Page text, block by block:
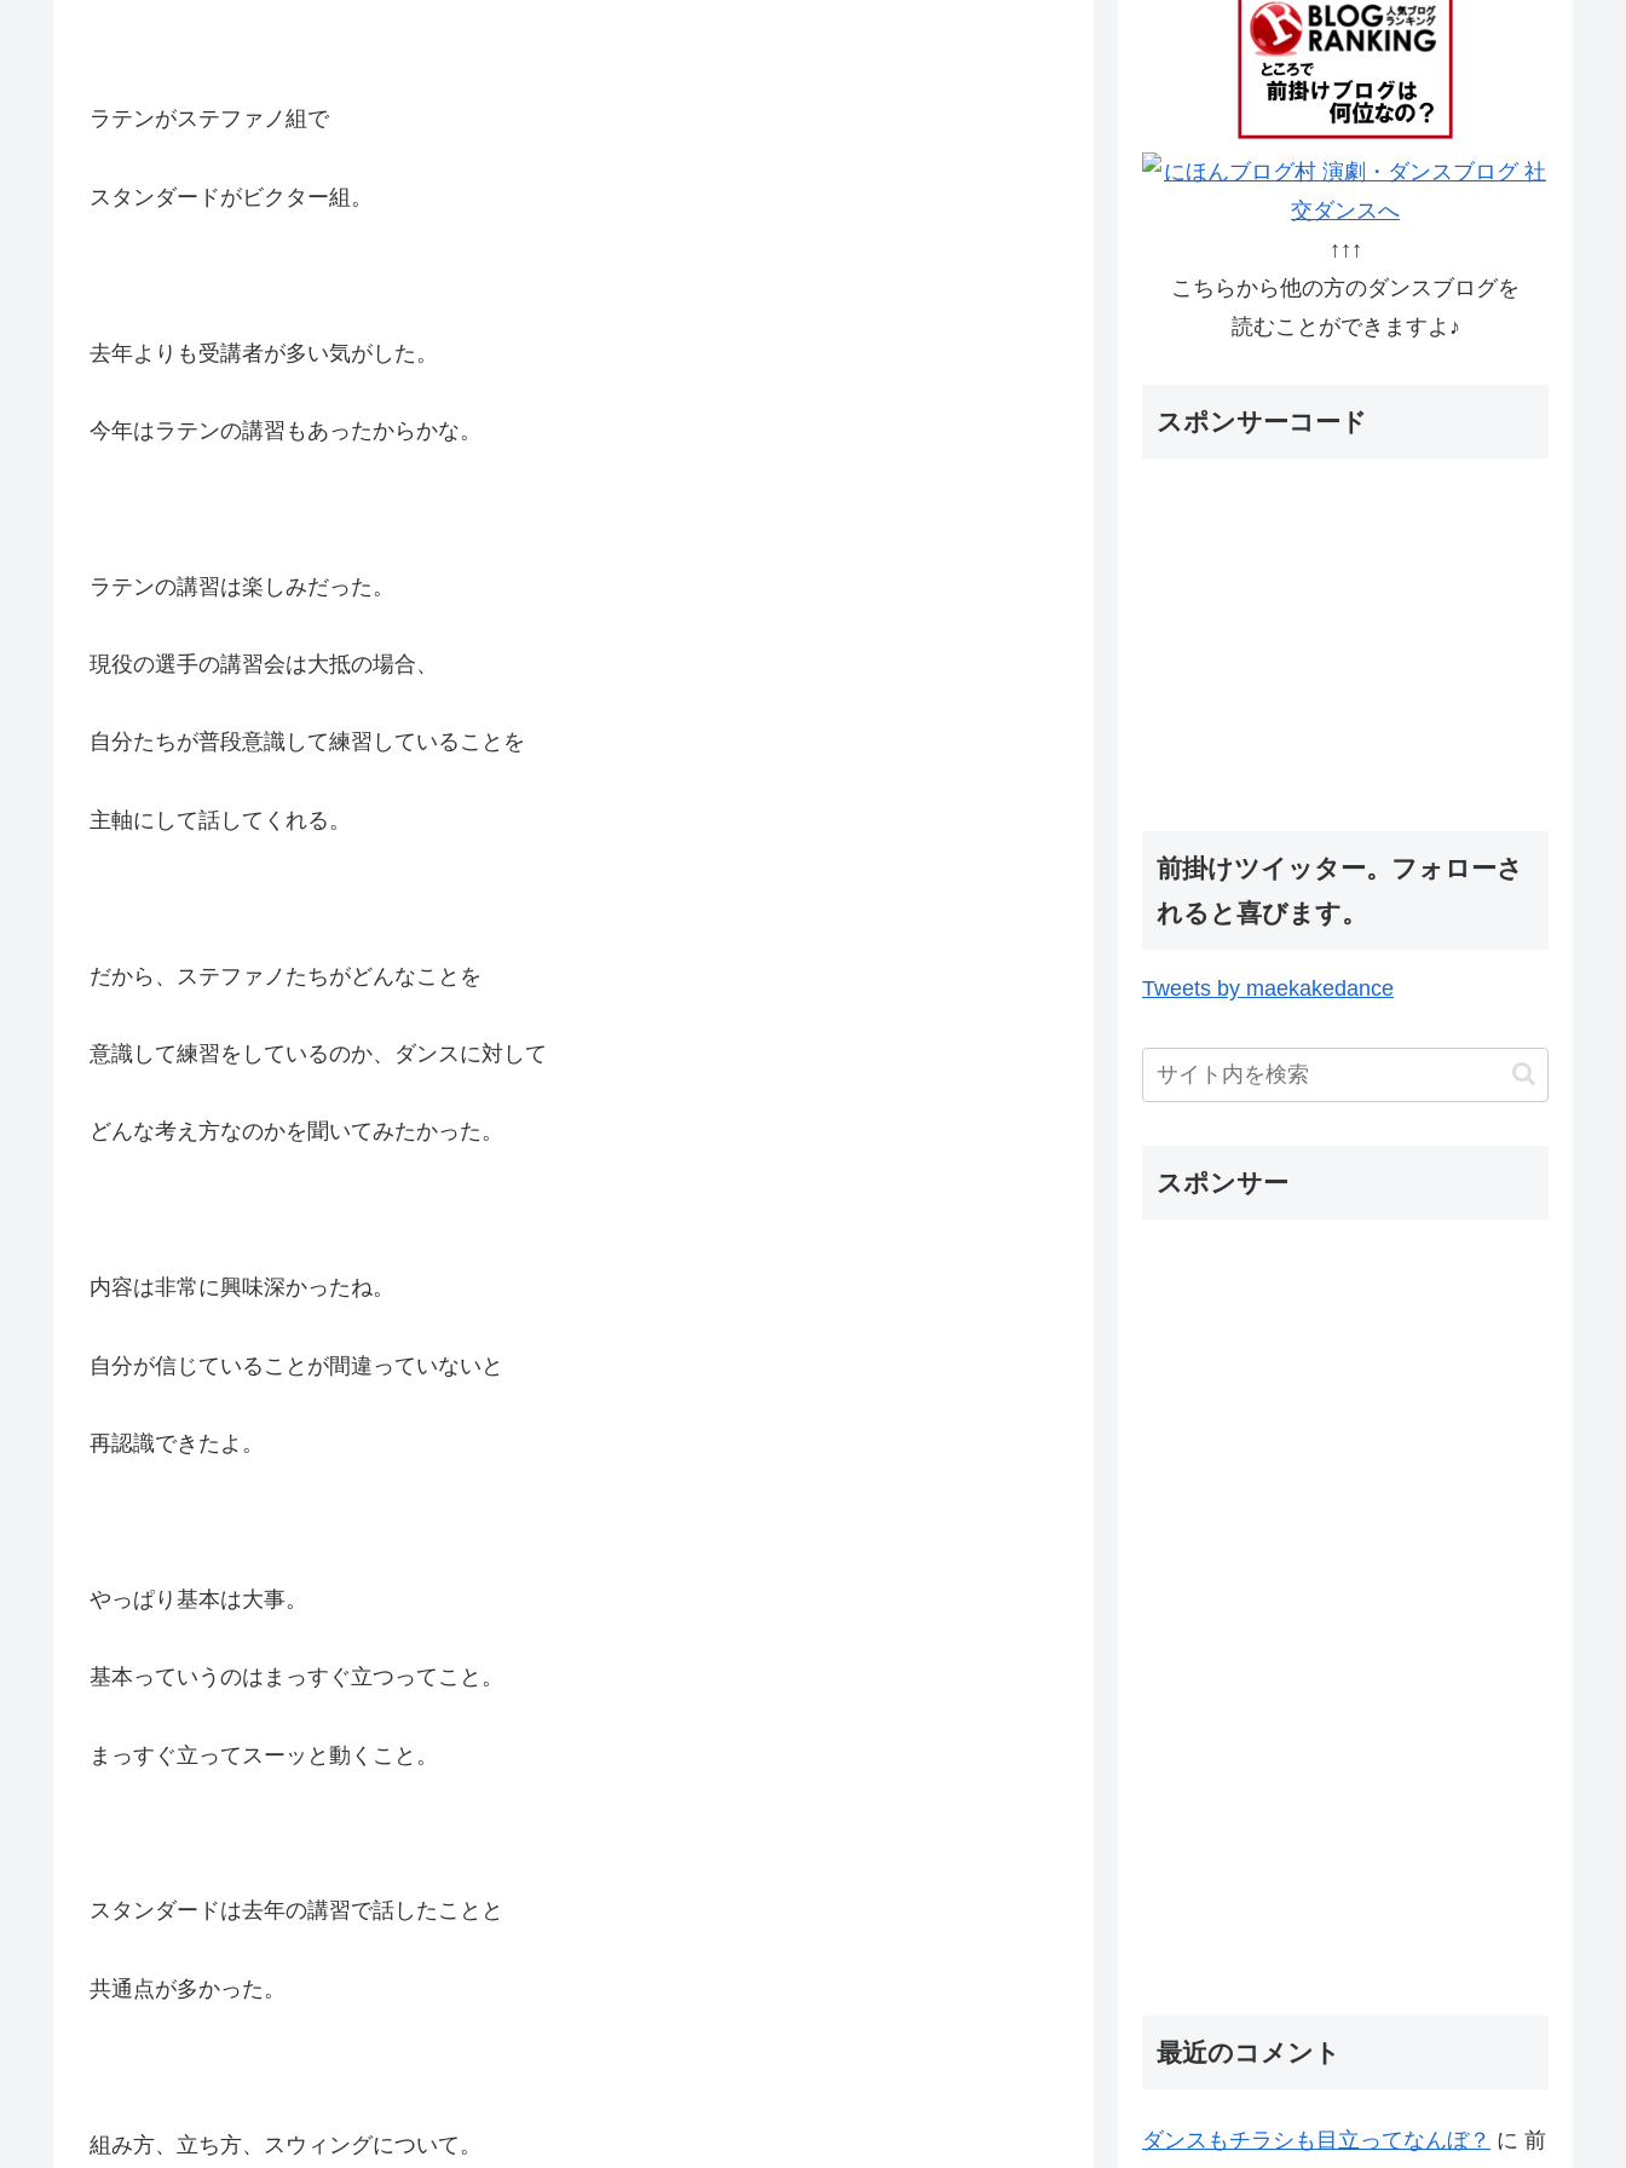
ラテンがステファノ組で
スタンダードがビクター組。
去年よりも受講者が多い気がした。
今年はラテンの講習もあったからかな。
ラテンの講習は楽しみだった。
現役の選手の講習会は大抵の場合、
自分たちが普段意識して練習していることを
主軸にして話してくれる。
だから、ステファノたちがどんなことを
意識して練習をしているのか、ダンスに対して
どんな考え方なのかを聞いてみたかった。
内容は非常に興味深かったね。
自分が信じていることが間違っていないと
再認識できたよ。
やっぱり基本は大事。
基本っていうのはまっすぐ立つってこと。
まっすぐ立ってスーッと動くこと。
スタンダードは去年の講習で話したことと
共通点が多かった。
組み方、立ち方、スウィングについて。
↑↑↑
こちらから他の方のダンスブログを
読むことができますよ♪
スポンサーコード
前掛けツイッター。フォローさ
れると喜びます。
Tweets by maekakedance
スポンサー
最近のコメント
ダンスもチラシも目立ってなんぼ？ に 前